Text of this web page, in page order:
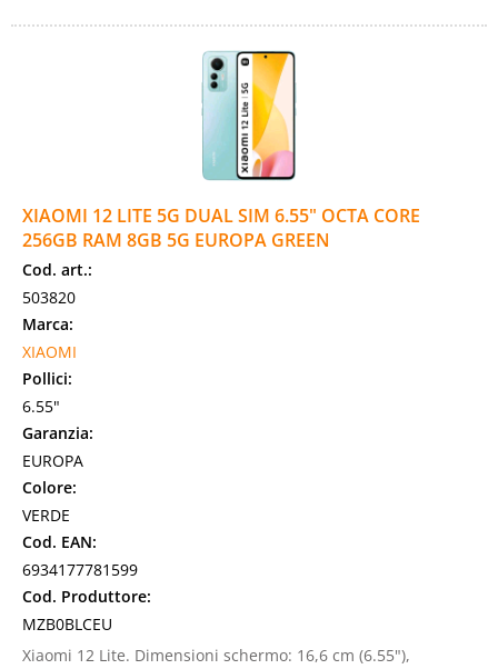
XIAOMI 12 LITE 5G DUAL SIM 6.55" OCTA CORE
256GB RAM 8GB 5G EUROPA GREEN
Cod. art.:
503820
Marca:
XIAOMI
Pollici:
6.55"
Garanzia:
EUROPA
Colore:
VERDE
Cod. EAN:
6934177781599
Cod. Produttore:
MZB0BLCEU
Xiaomi 12 Lite. Dimensioni schermo: 16,6 cm (6.55"),